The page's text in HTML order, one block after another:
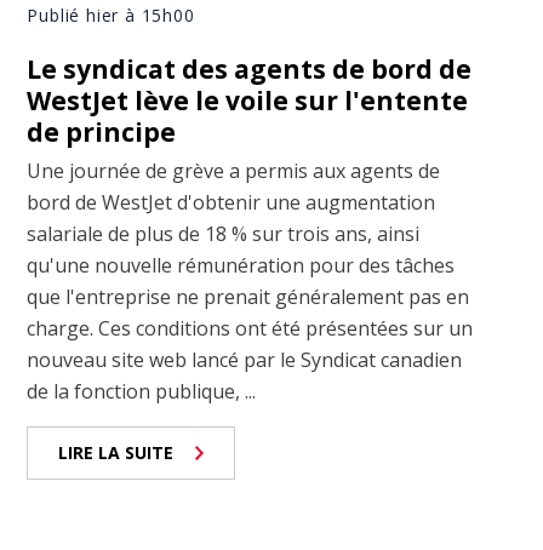
Publié hier à 15h00
Le syndicat des agents de bord de
WestJet lève le voile sur l'entente
de principe
Une journée de grève a permis aux agents de
bord de WestJet d'obtenir une augmentation
salariale de plus de 18 % sur trois ans, ainsi
qu'une nouvelle rémunération pour des tâches
que l'entreprise ne prenait généralement pas en
charge. Ces conditions ont été présentées sur un
nouveau site web lancé par le Syndicat canadien
de la fonction publique, ...
LIRE LA SUITE